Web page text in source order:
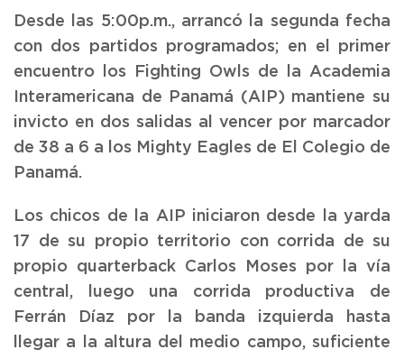
Desde las 5:00p.m., arrancó la segunda fecha
con dos partidos programados; en el primer
encuentro los Fighting Owls de la Academia
Interamericana de Panamá (AIP) mantiene su
invicto en dos salidas al vencer por marcador
de 38 a 6 a los Mighty Eagles de El Colegio de
Panamá.
Los chicos de la AIP iniciaron desde la yarda
17 de su propio territorio con corrida de su
propio quarterback Carlos Moses por la vía
central, luego una corrida productiva de
Ferrán Díaz por la banda izquierda hasta
llegar a la altura del medio campo, suficiente